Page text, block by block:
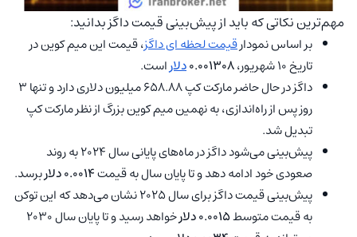
مهم‌ترین نکاتی که باید از پیش‌بینی قیمت داگز بدانید:
بر اساس نمودارقیمت لحظه‌ ای داگز، قیمت این میم کوین در
تاریخ ۱۰ شهریور،
۰.۰۰۱۳۰۸دلاراست.
داگز در حال حاضر مارکت کپ 658.88 میلیون دلاری دارد و تنها 3
روز پس از راه‌اندازی، به نهمین میم کوین بزرگ از نظر مارکت کپ
تبدیل شد.
پیش‌بینی می‌شود داگز در ماه‌های پایانی سال 2024 به روند
صعودی خود ادامه دهد و تا پایان سال به قیمت0.0014 دلار
برسد.
پیش‌بینی قیمت داگز برای سال 2025 نشان می‌دهد که این توکن
به قیمت متوسط0.0015 دلار
خواهد رسید و تا پایان سال 2030